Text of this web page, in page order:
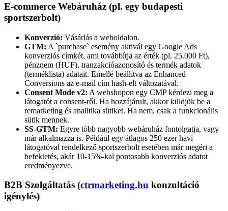
E-commerce Webáruház (pl. egy budapesti
sportszerbolt)
Konverzió: Vásárlás a weboldalon.
GTM: A `purchase` esemény aktivál egy Google Ads
konverziós címkét, ami továbbítja az érték (pl. 25.000 Ft),
pénznem (HUF), tranzakcióazonosító és termék adatok
(terméklista) adatait. Emellé beállítva az Enhanced
Conversions az e-mail cím hash-elt változatával.
Consent Mode v2: A webshopon egy CMP kérdezi meg a
látogatót a consent-ről. Ha hozzájárult, akkor küldjük be a
remarketing és analitika sütiket. Ha nem, csak a funkcionális
sütik mennek.
SS-GTM: Egyre több nagyobb webáruház fontolgatja, vagy
már alkalmazza is. Például egy átlagos 250 ezer havi
látogatóval rendelkező sportszerbolt esetében már megéri a
befektetés, akár 10-15%-kal pontosabb konverziós adatot
eredményezve.
B2B Szolgáltatás (ctrmarketing.hu konzultáció
igénylés)